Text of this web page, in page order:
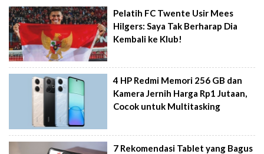
Pelatih FC Twente Usir Mees
Hilgers: Saya Tak Berharap Dia
Kembali ke Klub!
4 HP Redmi Memori 256 GB dan
Kamera Jernih Harga Rp1 Jutaan,
Cocok untuk Multitasking
7 Rekomendasi Tablet yang Bagus